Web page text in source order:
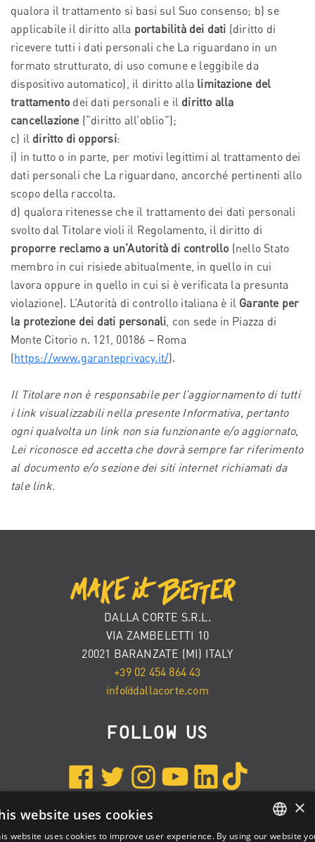
qualora il trattamento si basi sul Suo consenso; b) se
applicabile il diritto alla portabilità dei dati (diritto di
ricevere tutti i dati personali che La riguardano in un
formato strutturato, di uso comune e leggibile da
dispositivo automatico), il diritto alla limitazione del
trattamento dei dati personali e il diritto alla
cancellazione (“diritto all’oblio”);
c) il diritto di opporsi:
i) in tutto o in parte, per motivi legittimi al trattamento dei
dati personali che La riguardano, ancorché pertinenti allo
scopo della raccolta.
d) qualora ritenesse che il trattamento dei dati personali
svolto dal Titolare violi il Regolamento, il diritto di
proporre reclamo a un’Autorità di controllo (nello Stato
membro in cui risiede abitualmente, in quello in cui
lavora oppure in quello in cui si è verificata la presunta
violazione). L’Autorità di controllo italiana è il Garante per
la protezione dei dati personali, con sede in Piazza di
Monte Citorio n. 121, 00186 – Roma
(https://www.garanteprivacy.it/).
Il Titolare non è responsabile per l’aggiornamento di tutti
i link visualizzabili nella presente Informativa, pertanto
ogni qualvolta un link non sia funzionante e/o aggiornato,
Lei riconosce ed accetta che dovrà sempre far riferimento
al documento e/o sezione dei siti internet richiamati da
tale link.
DALLA CORTE S.R.L.
VIA ZAMBELETTI 10
20021 BARANZATE (MI) ITALY
+39 02 454 864 43
info@dallacorte.com
Follow us
×
website uses cookies
website uses cookies to improve user experience. By using our website